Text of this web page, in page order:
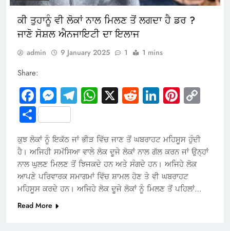
ਕੀ ਤੁਹਾਨੂੰ ਵੀ ਲੋਕਾਂ ਨਾਲ ਮਿਲਣ ਤੋਂ ਲਗਦਾ ਹੈ ਡਰ ?
ਜਾਣੋ ਸੋਸ਼ਲ ਐਨਜਾਇਟੀ ਦਾ ਇਲਾਜ
admin 9 January 2025 1 1 mins
Share:
Facebook
Messenger
Telegram
WhatsApp
X RedditLinkedIn
Share
ਕੁਝ ਲੋਕਾਂ ਨੂੰ ਇਕੱਠ ਜਾਂ ਭੀੜ ਵਿੱਚ ਜਾਣ ਤੋਂ ਘਬਰਾਹਟ ਮਹਿਸੂਸ ਹੁੰਦੀ
ਹੈ। ਅਜਿਹੀ ਸਮੱਸਿਆ ਵਾਲੇ ਲੋਕ ਦੂਜੇ ਲੋਕਾਂ ਨਾਲ ਗੱਲ ਕਰਨ ਜਾਂ ਉਨ੍ਹਾਂ
ਨਾਲ ਘੁਲਣ ਮਿਲਣ ਤੋਂ ਝਿਜਕਦੇ ਹਨ ਅਤੇ ਸੰਗਦੇ ਹਨ। ਅਜਿਹੇ ਲੋਕ
ਆਪਣੇ ਪਰਿਵਾਰਕ ਸਮਾਗਮਾਂ ਵਿੱਚ ਸ਼ਾਮਲ ਹੋਣ ਤੇ ਵੀ ਘਬਰਾਹਟ
ਮਹਿਸੂਸ ਕਰਦੇ ਹਨ। ਅਜਿਹੇ ਲੋਕ ਦੂਜੇ ਲੋਕਾਂ ਨੂੰ ਮਿਲਣ ਤੋਂ ਪਹਿਲਾਂ…
Read More